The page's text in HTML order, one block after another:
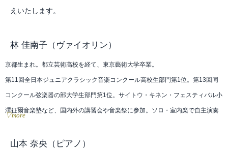
えいたします。
林 佳南子 （ヴァイオリン）
京都生まれ。都立芸術高校を経て、東京藝術大学卒業。
第11回全日本ジュニアクラシック音楽コンクール高校生部門第1位。第13回同
コンクール弦楽器の部大学生部門第1位。サイトウ・キネン・フェスティバル小
澤征爾音楽塾など、国内外の講習会や音楽祭に参加。ソロ・室内楽で自主演奏
これまでに小室由利恵、保井頌子、若林暢、澤和樹、野口千代光、小森谷巧の
▽more
山本 奈央 （ピアノ）